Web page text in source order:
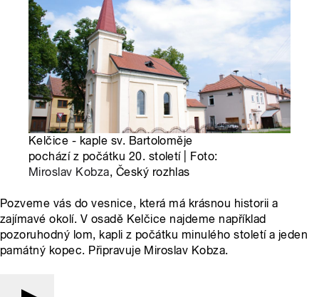
Kelčice - kaple sv. Bartoloměje
pochází z počátku 20. století | Foto:
Miroslav Kobza, Český rozhlas
Pozveme vás do vesnice, která má krásnou historii a
zajímavé okolí. V osadě Kelčice najdeme například
pozoruhodný lom, kapli z počátku minulého století a jeden
památný kopec. Připravuje Miroslav Kobza.